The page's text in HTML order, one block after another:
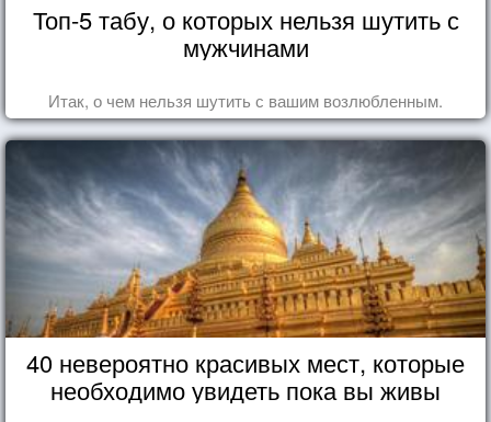
Топ-5 табу, о которых нельзя шутить с
мужчинами
Итак, о чем нельзя шутить с вашим возлюбленным.
40 невероятно красивых мест, которые
необходимо увидеть пока вы живы